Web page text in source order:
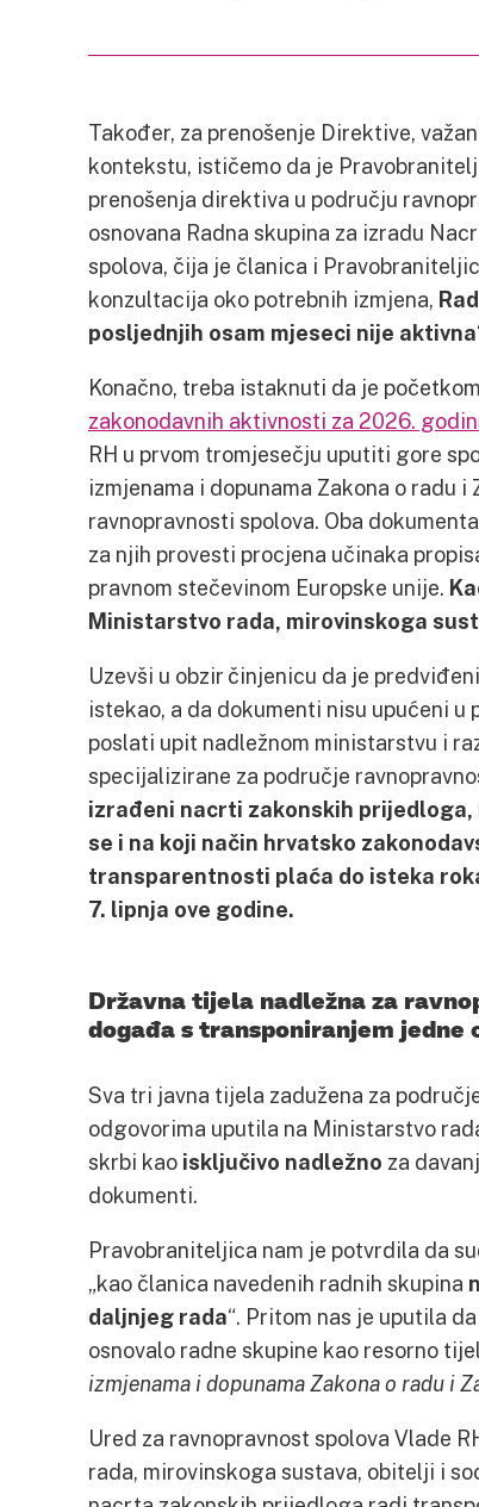
Također, za prenošenje Direktive,
kontekstu, ističemo da je
prenošenja direktiva u području
osnovana Radna skupina za izradu
spolova, čija je članica i
konzultacija oko potrebnih izmjena,
posljednjih osam mjeseci nije aktivna
Konačno, treba istaknuti da je
zakonodavnih aktivnosti za 2026.
RH u prvom tromjesečju uputiti gore
izmjenama i dopunama Zakona o radu
ravnopravnosti spolova. Oba
za njih provesti procjena učinaka
pravnom stečevinom Europske unije.
Ministarstvo rada, mirovinskoga
Uzevši u obzir činjenicu da je
istekao, a da dokumenti nisu upućeni
poslati upit nadležnom ministarstvu i
specijalizirane za područje
izrađeni nacrti zakonskih
se i na koji način hrvatsko
transparentnosti plaća do isteka
7. lipnja ove godine.
Državna tijela nadležna za
događa s transponiranjem
Sva tri javna tijela zadužena za
odgovorima uputila na Ministarstvo
skrbi kao isključivo nadležno za
dokumenti.
Pravobraniteljica nam je potvrdila da
„kao članica navedenih radnih skupina
daljnjeg rada“. Pritom nas je uputila
osnovalo radne skupine kao resorno
izmjenama i dopunama Zakona o radu i
Ured za ravnopravnost spolova Vlade
rada, mirovinskoga sustava, obitelji i